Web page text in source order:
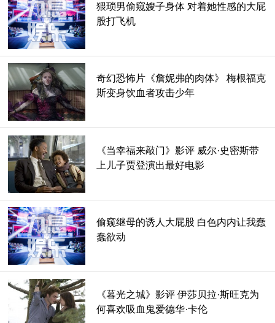
里，在三条或多或少平行的轨道上，这让你想知道为什么要花
这么多钱和这么麻烦地建造三条平行轨道，但就在这些问题形
成的时候，他们不得不(1)跨越鸿沟，(2)从一辆车跳到另一辆
车，(3)撞车。
这条小铁路很有趣:这么多年过去了，铁轨上还挂着灯，电还
开着。
在他们进入的下一个洞穴里，可爱的小鸟在黑暗中发光，点亮
一个没有灯光的世界的问题就解决了。其中一个和肖恩成为了
猥琐男偷窥嫂子身体 对着她性感的大屁
股打飞机
奇幻恐怖片《詹妮弗的肉体》 梅根福克
斯变身饮血者攻击少年
《当幸福来敲门》影评 威尔·史密斯带
上儿子贾登演出最好电影
偷窥继母的诱人大屁股 白色内内让我蠢
蠢欲动
《暮光之城》影评 伊莎贝拉·斯旺克为
何喜欢吸血鬼爱德华·卡伦